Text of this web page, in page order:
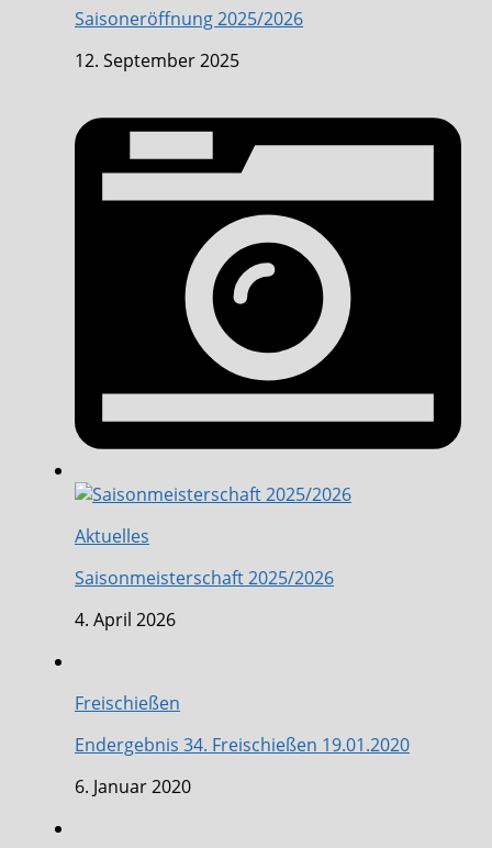
Saisoneröffnung 2025/2026
12. September 2025
Aktuelles
Saisonmeisterschaft 2025/2026
4. April 2026
Freischießen
Endergebnis 34. Freischießen 19.01.2020
6. Januar 2020